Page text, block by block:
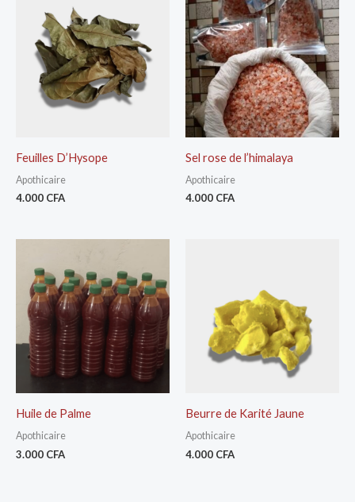
Feuilles D’Hysope
Apothicaire
4.000 CFA
Sel rose de l’himalaya
Apothicaire
4.000 CFA
Huile de Palme
Apothicaire
3.000 CFA
Beurre de Karité Jaune
Apothicaire
4.000 CFA